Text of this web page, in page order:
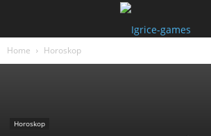
Home Horoskop
Horoskop